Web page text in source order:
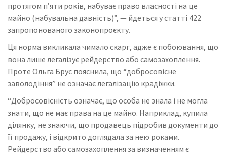
протягом п’яти років, набуває право власності на це
майно (набувальна давність)”, — йдеться у статті 422
запропонованого законопроєкту.
Ця норма викликала чимало скарг, адже є побоювання, що
вона лише легалізує рейдерство або самозахоплення.
Проте Ольга Брус пояснила, що “добросовісне
заволодіння” не означає легалізацію крадіжки.
“Добросовісність означає, що особа не знала і не могла
знати, що не має права на це майно. Наприклад, купила
ділянку, не знаючи, що продавець підробив документи до
її продажу, і відкрито доглядала за нею роками.
Рейдерство або самозахоплення за визначенням є